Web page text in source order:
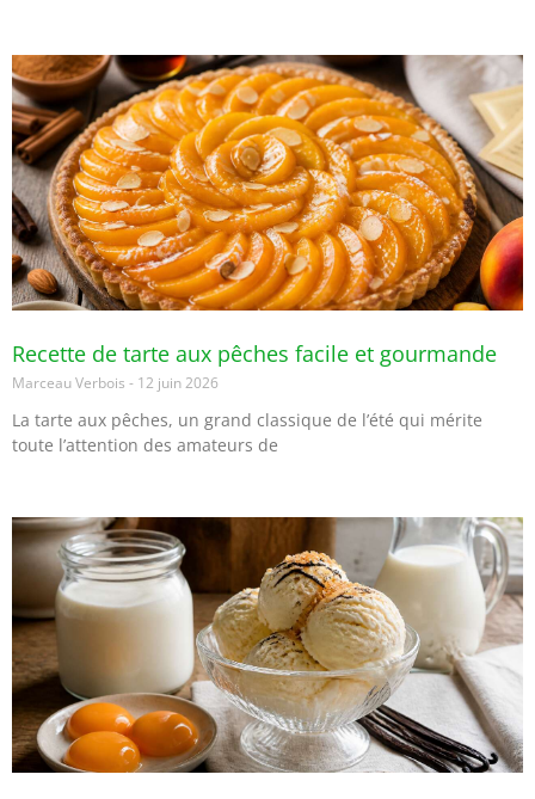
Recette de tarte aux pêches facile et gourmande
Marceau Verbois 12 juin 2026
La tarte aux pêches, un grand classique de l’été qui mérite
toute l’attention des amateurs de